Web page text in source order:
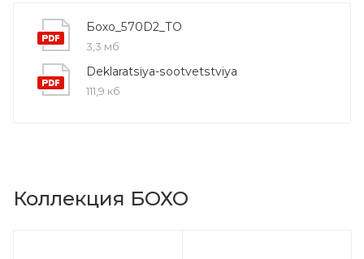
Бохо_570D2_ТО
3,3 мб
Deklaratsiya-sootvetstviya
111,9 кб
Коллекция БОХО